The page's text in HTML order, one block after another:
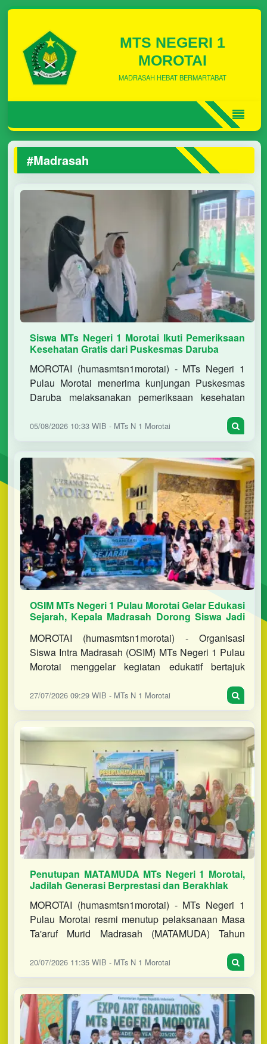
MTS NEGERI 1
MOROTAI
MADRASAH HEBAT BERMARTABAT
#Madrasah
Siswa MTs Negeri 1 Morotai Ikuti Pemeriksaan
Kesehatan Gratis dari Puskesmas Daruba
MOROTAI (humasmtsn1morotai) - MTs Negeri 1
Pulau Morotai menerima kunjungan Puskesmas
Daruba melaksanakan pemeriksaan kesehatan
meningkatkan derajat kesehatan pesert
05/08/2026 10:33 WIB - MTs N 1 Morotai
OSIM MTs Negeri 1 Pulau Morotai Gelar Edukasi
Sejarah, Kepala Madrasah Dorong Siswa Jadi
MOROTAI (humasmtsn1morotai) - Organisasi
Siswa Intra Madrasah (OSIM) MTs Negeri 1 Pulau
Morotai menggelar kegiatan edukatif bertajuk
Museum Perang Dunia II di Desa Totod
27/07/2026 09:29 WIB - MTs N 1 Morotai
Penutupan MATAMUDA MTs Negeri 1 Morotai,
Jadilah Generasi Berprestasi dan Berakhlak
MOROTAI (humasmtsn1morotai) - MTs Negeri 1
Pulau Morotai resmi menutup pelaksanaan Masa
Ta'aruf Murid Madrasah (MATAMUDA) Tahun
yang berlangsung selama lima
20/07/2026 11:35 WIB - MTs N 1 Morotai